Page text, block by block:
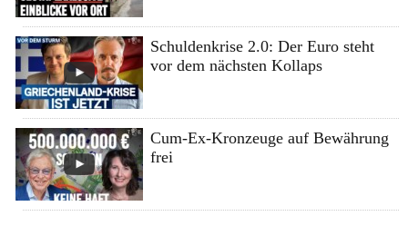
Schuldenkrise 2.0: Der Euro steht
vor dem nächsten Kollaps
Cum-Ex-Kronzeuge auf Bewährung
frei